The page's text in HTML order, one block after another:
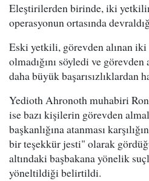
Eleştirilerden birinde, iki
operasyonun ortasında
Eski yetkili, görevden alınan
olmadığını söyledi ve
daha büyük başarısızlıklardan
Yedioth Ahronoth muhabiri
ise bazı kişilerin görevden
başkanlığına atanması
bir teşekkür jesti" olarak
altındaki başbakana yönelik
yöneltildiği belirtildi.